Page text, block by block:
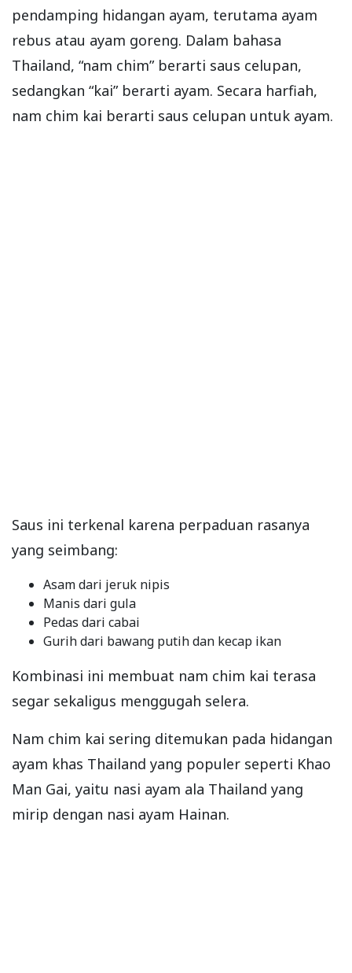
pendamping hidangan ayam, terutama ayam
rebus atau ayam goreng. Dalam bahasa
Thailand, “nam chim” berarti saus celupan,
sedangkan “kai” berarti ayam. Secara harfiah,
nam chim kai berarti saus celupan untuk ayam.
Saus ini terkenal karena perpaduan rasanya
yang seimbang:
Asam dari jeruk nipis
Manis dari gula
Pedas dari cabai
Gurih dari bawang putih dan kecap ikan
Kombinasi ini membuat nam chim kai terasa
segar sekaligus menggugah selera.
Nam chim kai sering ditemukan pada hidangan
ayam khas Thailand yang populer seperti Khao
Man Gai, yaitu nasi ayam ala Thailand yang
mirip dengan nasi ayam Hainan.